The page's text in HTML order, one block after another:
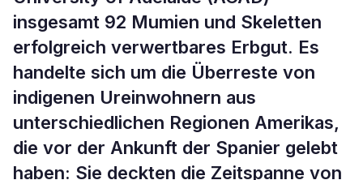
insgesamt 92 Mumien und Skeletten
erfolgreich verwertbares Erbgut. Es
handelte sich um die Überreste von
indigenen Ureinwohnern aus
unterschiedlichen Regionen Amerikas,
die vor der Ankunft der Spanier gelebt
haben: Sie deckten die Zeitspanne von